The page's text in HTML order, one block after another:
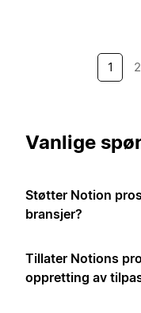
1 2
Vanlige
Støtter Notion
bransjer?
Tillater Notions
oppretting av